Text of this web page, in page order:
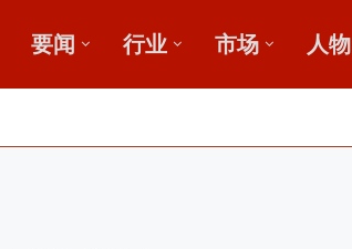
要闻 行业 市场 人物